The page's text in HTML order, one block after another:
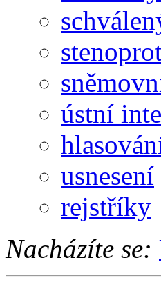
ústní
usnesení
rejstříky
Nacházíte se: